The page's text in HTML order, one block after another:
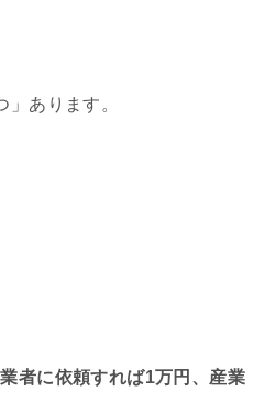
あります。
者に依頼すれば1万円、産業